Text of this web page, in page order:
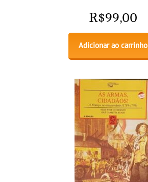
R$99,00
Adicionar ao carrinho